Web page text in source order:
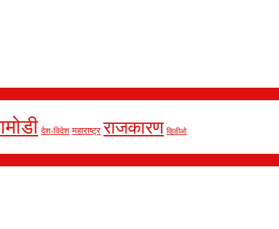
देश-विदेश महाराष्ट्र राजकारण व्हिडीओ